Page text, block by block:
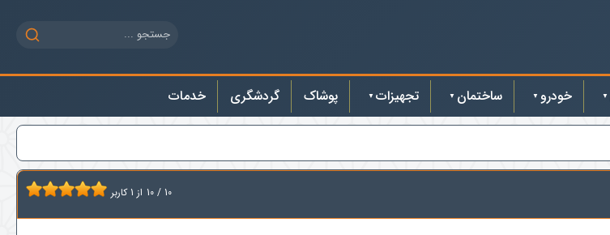
خودرو ساختمان تجهیزات پوشاک گردشگری خدمات
10 / 10 از 1 کاربر